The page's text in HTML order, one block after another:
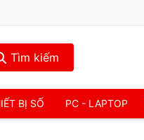
Tìm kiếm
BỊ SỐ PC - LAPTOP